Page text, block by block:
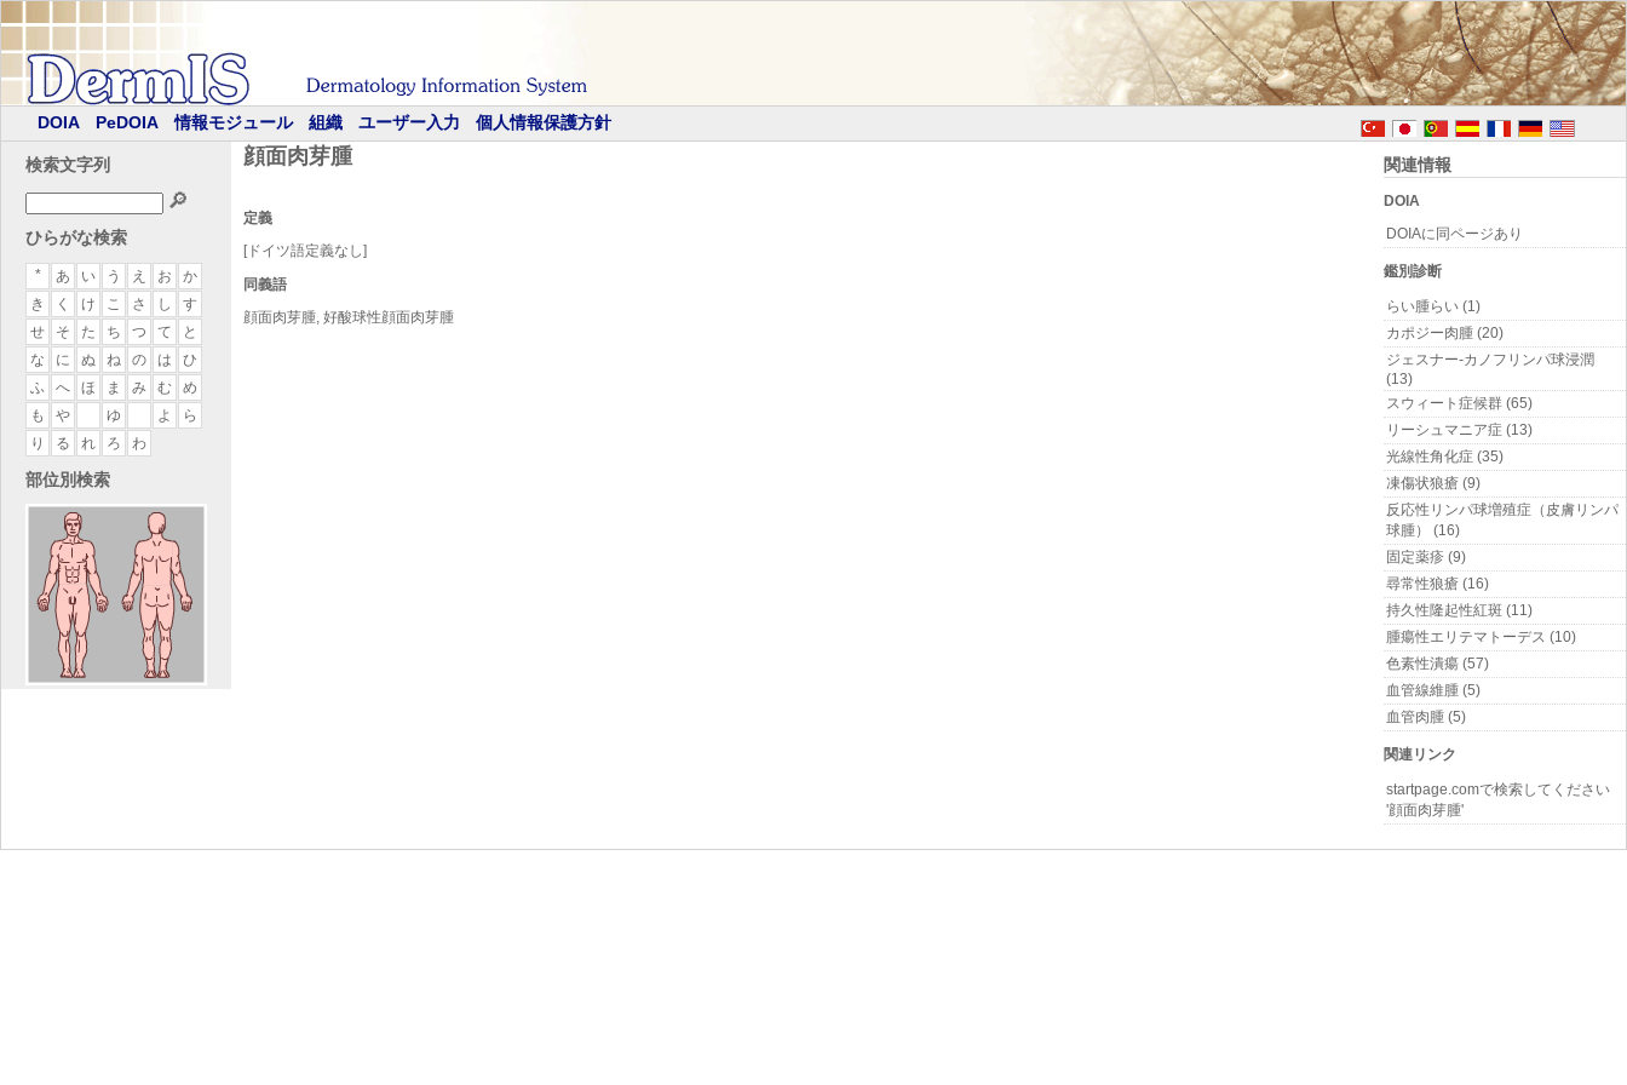
DOIA PeDOIA 情報モジュール 組織 ユーザー入力 個人情報保護方針
検索文字列
🔎
ひらがな検索
* あ い う え お
か
き
く け こ さ し
す
せ
そ た ち つ て
と
な
に ぬ ね の は
ひ
ふ
へ ほ ま み む
め
も
や ゆ よ
ら
り
る れ ろ わ
部位別検索
関連情報
DOIA
DOIAに同ページあり
鑑別診断
らい腫らい (1)
カポジー肉腫 (20)
ジェスナー-カノフリンパ球浸潤
(13)
スウィート症候群 (65)
リーシュマニア症 (13)
光線性角化症 (35)
凍傷状狼瘡 (9)
反応性リンパ球増殖症（皮膚リンパ
球腫） (16)
固定薬疹 (9)
尋常性狼瘡 (16)
持久性隆起性紅斑 (11)
腫瘍性エリテマトーデス (10)
色素性潰瘍 (57)
血管線維腫 (5)
血管肉腫 (5)
関連リンク
startpage.comで検索してください
'顔面肉芽腫'
顔面肉芽腫
定義
[ドイツ語定義なし]
同義語
顔面肉芽腫, 好酸球性顔面肉芽腫